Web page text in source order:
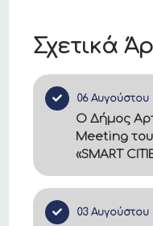
Σχετικά
06 Αυγούστου
Ο Δήμος
Meeting
«SMART
03 Αυγούστου